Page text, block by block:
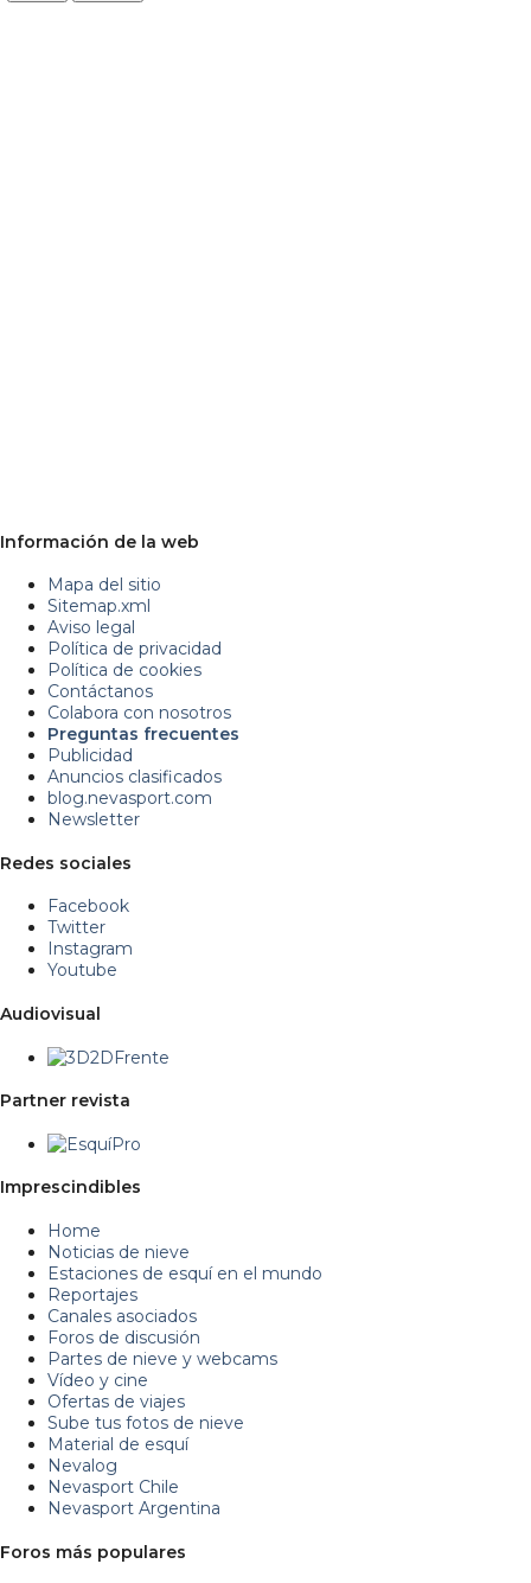
Información de la web
Mapa del sitio
Sitemap.xml
Aviso legal
Política de privacidad
Política de cookies
Contáctanos
Colabora con nosotros
Preguntas frecuentes
Publicidad
Anuncios clasificados
blog.nevasport.com
Newsletter
Redes sociales
Facebook
Twitter
Instagram
Youtube
Audiovisual
Partner revista
Imprescindibles
Home
Noticias de nieve
Estaciones de esquí en el mundo
Reportajes
Canales asociados
Foros de discusión
Partes de nieve y webcams
Vídeo y cine
Ofertas de viajes
Sube tus fotos de nieve
Material de esquí
Nevalog
Nevasport Chile
Nevasport Argentina
Foros más populares